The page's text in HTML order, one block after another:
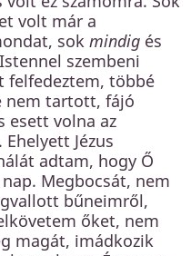
volt már a
sok mindig és
szembeni
felfedeztem, többé
nem tartott, fájó
esett volna az
Jézus
adtam, hogy Ő
Megbocsát, nem
bűneimről,
őket, nem
magát, imádkozik